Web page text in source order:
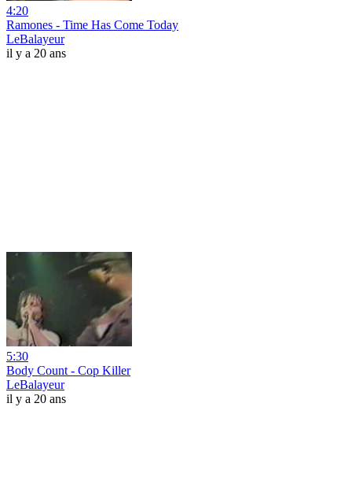
4:20
Ramones - Time Has Come Today
LeBalayeur
il y a 20 ans
5:30
Body Count - Cop Killer
LeBalayeur
il y a 20 ans